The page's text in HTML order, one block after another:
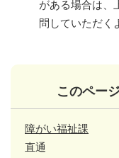
がある場合は、
問していただく
このペー
障がい福祉課
直通